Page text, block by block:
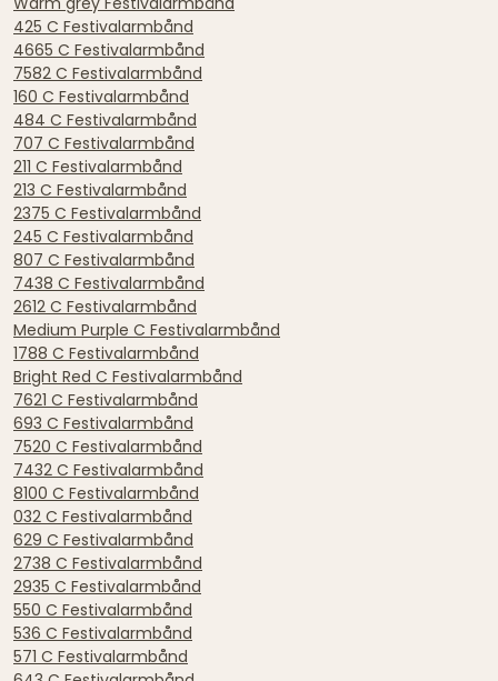
425 C Festivalarmbånd
4665 C Festivalarmbånd
7582 C Festivalarmbånd
160 C Festivalarmbånd
484 C Festivalarmbånd
707 C Festivalarmbånd
211 C Festivalarmbånd
213 C Festivalarmbånd
2375 C Festivalarmbånd
245 C Festivalarmbånd
807 C Festivalarmbånd
7438 C Festivalarmbånd
2612 C Festivalarmbånd
Medium Purple C Festivalarmbånd
1788 C Festivalarmbånd
Bright Red C Festivalarmbånd
7621 C Festivalarmbånd
693 C Festivalarmbånd
7520 C Festivalarmbånd
7432 C Festivalarmbånd
8100 C Festivalarmbånd
032 C Festivalarmbånd
629 C Festivalarmbånd
2738 C Festivalarmbånd
2935 C Festivalarmbånd
550 C Festivalarmbånd
536 C Festivalarmbånd
571 C Festivalarmbånd